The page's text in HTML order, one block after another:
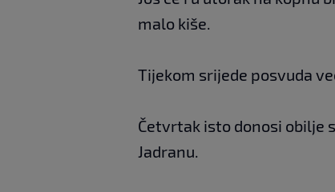
malo kiše.
Tijekom srijede posvuda
Četvrtak isto donosi obilje
Jadranu.